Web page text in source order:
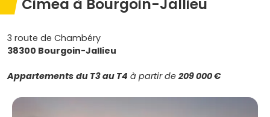
Cimea à Bourgoin-Jallieu
3 route de Chambéry
38300 Bourgoin-Jallieu
Appartements du T3 au T4 à partir de 209 000 €